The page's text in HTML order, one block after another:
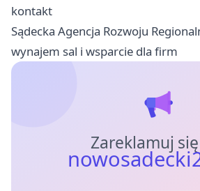
kontakt
Sądecka Agencja Rozwoju
wynajem sal i wsparcie dla firm
Zareklamuj